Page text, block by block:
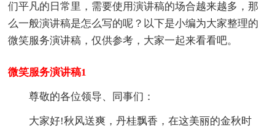
们平凡的日常里，需要使用演讲稿的场合越来越多，那
么一般演讲稿是怎么写的呢？以下是小编为大家整理的
微笑服务演讲稿，仅供参考，大家一起来看看吧。
微笑服务演讲稿1
尊敬的各位领导、同事们：
大家好!秋风送爽，丹桂飘香，在这美丽的金秋时